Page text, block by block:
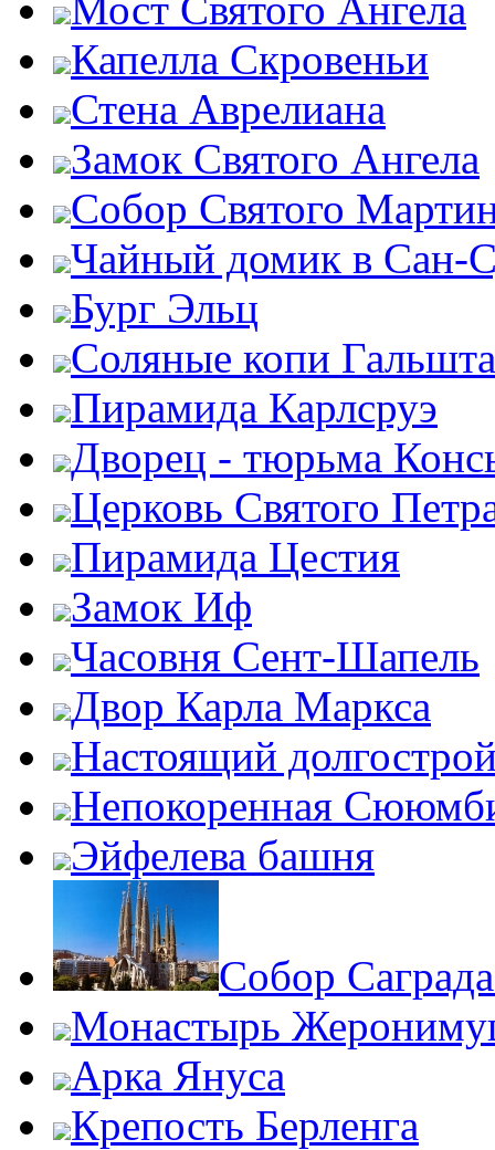
Капелла Скровеньи
Стена Аврелиана
Замок Святого Ангела
Собор Святого
Чайный домик в Сан-
Бург Эльц
Соляные копи
Пирамида Карлсруэ
Дворец - тюрьма
Церковь Святого
Пирамида Цестия
Замок Иф
Часовня Сент-Шапель
Двор Карла Маркса
Настоящий
Непокоренная
Эйфелева башня
Собор
Монастырь
Арка Януса
Крепость Берленга